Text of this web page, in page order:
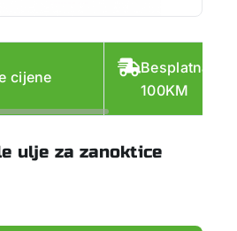
cijene
Besplatna
100KM
ulje za zanoktice